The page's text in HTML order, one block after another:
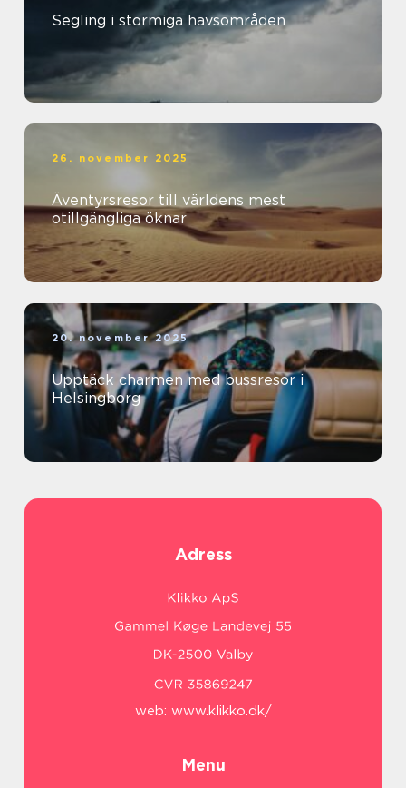
Segling i stormiga havsområden
26. november 2025
Äventyrsresor till världens mest
otillgängliga öknar
20. november 2025
Upptäck charmen med bussresor i
Helsingborg
Adress
web: www.klikko.dk/
Menu